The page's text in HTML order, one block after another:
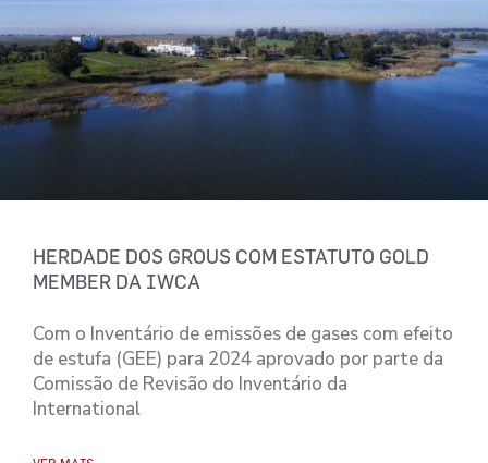
HERDADE DOS GROUS COM ESTATUTO GOLD
MEMBER DA IWCA
Com o Inventário de emissões de gases com efeito
de estufa (GEE) para 2024 aprovado por parte da
Comissão de Revisão do Inventário da
International